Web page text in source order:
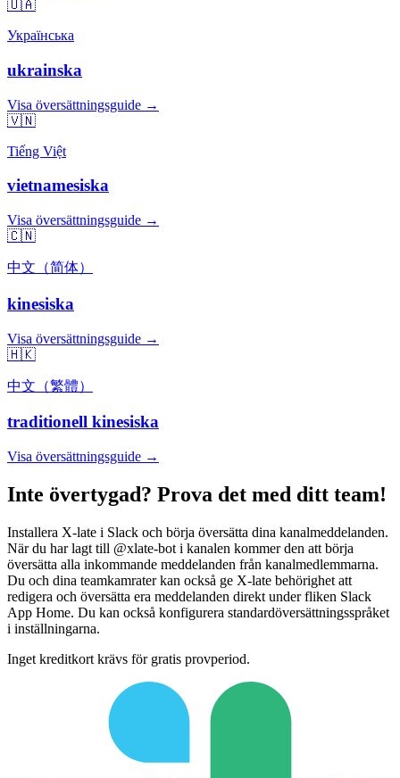
🇺🇦
Українська
ukrainska
Visa översättningsguide →
🇻🇳
Tiếng Việt
vietnamesiska
Visa översättningsguide →
🇨🇳
中文（简体）
kinesiska
Visa översättningsguide →
🇭🇰
中文（繁體）
traditionell kinesiska
Visa översättningsguide →
Inte övertygad? Prova det med ditt team!
Installera X-late i Slack och börja översätta dina kanalmeddelanden.
När du har lagt till @xlate-bot i kanalen kommer den att börja
översätta alla inkommande meddelanden från kanalmedlemmarna.
Du och dina teamkamrater kan också ge X-late behörighet att
redigera och översätta era meddelanden direkt under fliken Slack
App Home. Du kan också konfigurera standardöversättningsspråket
i inställningarna.
Inget kreditkort krävs för gratis provperiod.